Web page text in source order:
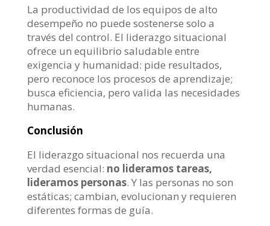
La productividad de los equipos de alto
desempeño no puede sostenerse solo a
través del control. El liderazgo situacional
ofrece un equilibrio saludable entre
exigencia y humanidad: pide resultados,
pero reconoce los procesos de aprendizaje;
busca eficiencia, pero valida las necesidades
humanas.
Conclusión
El liderazgo situacional nos recuerda una
verdad esencial: no lideramos tareas,
lideramos personas. Y las personas no son
estáticas; cambian, evolucionan y requieren
diferentes formas de guía.